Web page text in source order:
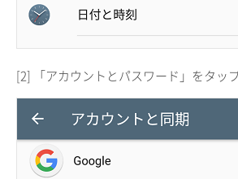
[2] 「アカウントとパスワード」をタップ